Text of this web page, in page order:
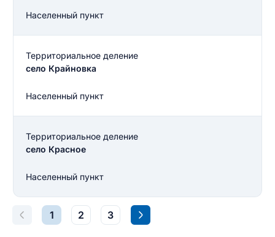
Населенный пункт
Территориальное деление
село Крайновка
Населенный пункт
Территориальное деление
село Красное
Населенный пункт
1 2 3
Введите свое имя
Введите свое имя